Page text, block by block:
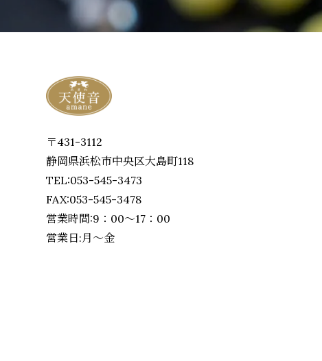
〒431-3112
静岡県浜松市中央区大島町118
TEL:053-545-3473
FAX:053-545-3478
営業時間:9：00～17：00
営業日:月～金